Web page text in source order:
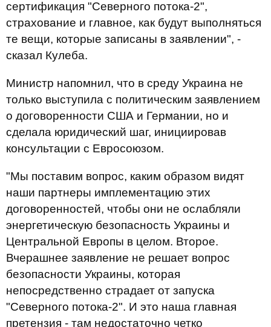
сертификация "Северного потока-2",
страхование и главное, как будут выполняться
те вещи, которые записаны в заявлении", -
сказал Кулеба.
Министр напомнил, что в среду Украина не
только выступила с политическим заявлением
о договоренности США и Германии, но и
сделала юридический шаг, инициировав
консультации с Евросоюзом.
"Мы поставим вопрос, каким образом видят
наши партнеры имплементацию этих
договоренностей, чтобы они не ослабляли
энергетическую безопасность Украины и
Центральной Европы в целом. Второе.
Вчерашнее заявление не решает вопрос
безопасности Украины, которая
непосредственно страдает от запуска
"Северного потока-2". И это наша главная
претензия - там недостаточно четко